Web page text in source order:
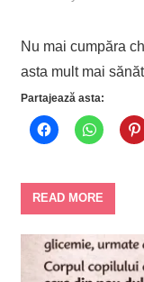
Nu mai cumpăra
asta mult mai
Partajează asta:
READ MORE